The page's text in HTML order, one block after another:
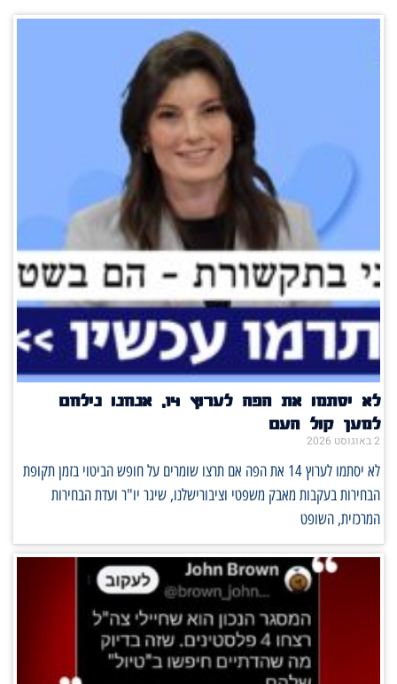
לא יסתמו את הפה לערוץ 14, אנחנו נילחם
למען קול העם
2 באוגוסט 2026
לא יסתמו לערוץ 14 את הפה אם תרצו שומרים על חופש הביטוי בזמן תקופת
הבחירות בעקבות מאבק משפטי וציבורישלנו, שיגר יו"ר ועדת הבחירות
המרכזית, השופט